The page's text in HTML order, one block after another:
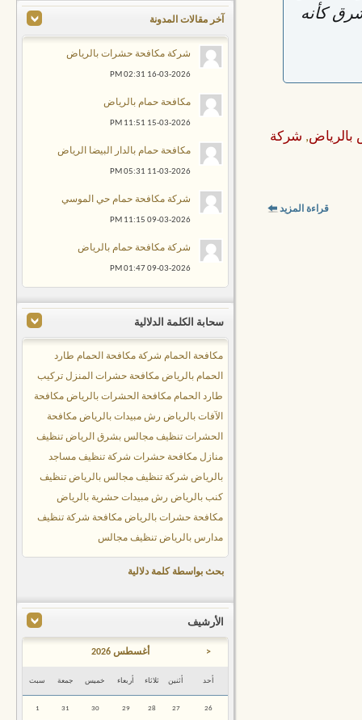
كأنه
, شركة
قراءة المزيد
آخر مقالات المدونة
شركة مكافحة حشرات بالرياض
16-03-2026
02:31 PM
مكافحة حمام بالرياض
15-03-2026
11:51 PM
مكافحة حمام بالدار البيضا الرياض
11-03-2026
05:31 PM
شركة مكافحة حمام حي الموسي
09-03-2026
11:15 PM
شركة مكافحة حمام بالرياض
09-03-2026
01:47 PM
سحابة الكلمة الدلالية
مكافحة الحمام شركة مكافحة الحمام طارد
الحمام بالرياض مكافحة حشرات المنزل تركيب
طارد الحمام مكافحة الحشرات بالرياض مكافحة
الآفات بالرياض رش مبيدات بالرياض مكافحة
الحشرات تنظيف مجالس بشرق الرياض تنظيف
منازل مكافحة حشرات شركة تنظيف مساجد
بالرياض شركة تنظيف مجالس بالرياض تنظيف
كنب بالرياض رش مبيدات حشرية بالرياض
مكافحة حشرات بالرياض مكافحة شركة تنظيف
مدارس بالرياض تنظيف مجالس
بحث بواسطة كلمة دلالية
الأرشيف
< أغسطس 2026
أحد أثنين ثلاثاء أربعاء خميس جمعة سبت
26
27
28
29
30
31
1